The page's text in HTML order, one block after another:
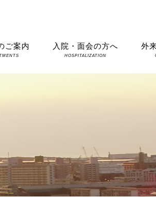
外
入院・面会の方へ
HOSPITALIZATION
ご案内